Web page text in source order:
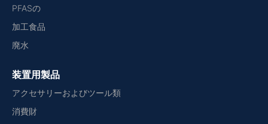
PFASの
加工食品
廃水
装置用製品
アクセサリーおよびツール類
消費財